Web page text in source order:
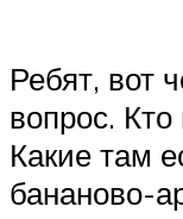
Ребят, вот
вопрос.
Какие там
бананово-